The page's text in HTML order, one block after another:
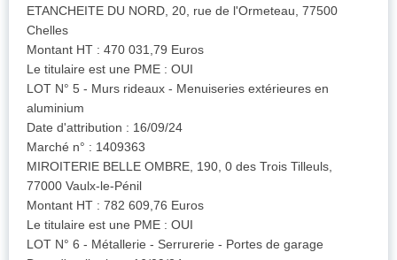
ETANCHEITE DU NORD, 20, rue de l'Ormeteau, 77500
Chelles
Montant HT : 470 031,79 Euros
Le titulaire est une PME : OUI
LOT N° 5 - Murs rideaux - Menuiseries extérieures en
aluminium
Date d'attribution : 16/09/24
Marché n° : 1409363
MIROITERIE BELLE OMBRE, 190, 0 des Trois Tilleuls,
77000 Vaulx-le-Pénil
Montant HT : 782 609,76 Euros
Le titulaire est une PME : OUI
LOT N° 6 - Métallerie - Serrurerie - Portes de garage